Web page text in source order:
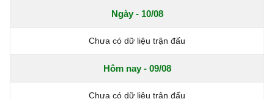
Ngày - 10/08
Chưa có dữ liệu trận đấu
Hôm nay - 09/08
Chưa có dữ liệu trận đấu